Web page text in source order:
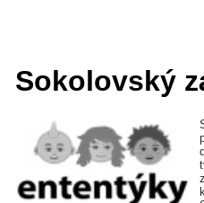
Sokolovský